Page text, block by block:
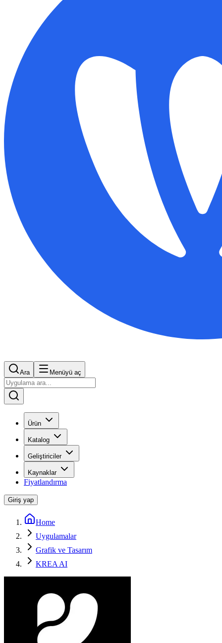
Ara Menüyü aç
Ürün
Katalog
Geliştiriciler
Kaynaklar
Fiyatlandırma
Giriş yap
Home
Uygulamalar
Grafik ve Tasarım
KREA AI